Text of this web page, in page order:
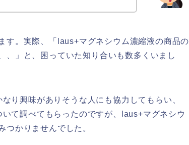
す。実際、「laus+マグネシウム濃縮液の商品の
、」と、困っていた知り合いも数多くいまし
り興味がありそうな人にも協力してもらい、
て調べてもらったのですが、laus+マグネシウ
つかりませんでした。